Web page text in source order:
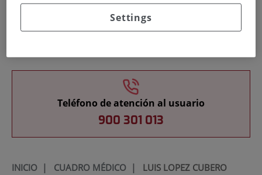
Teléfono de atención al usuario
900 301 013
INICIO| CUADRO MÉDICO| LUIS LOPEZ CUBERO
Settings